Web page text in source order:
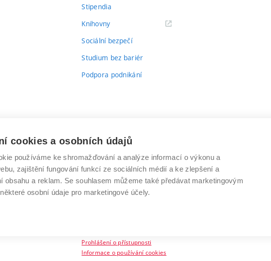
Stipendia
Knihovny(externí
Sociální bezpečí
Studium bez bariér
Podpora podnikání
VYSOKÉ UČENÍ TECHNICKÉ V BRNĚ
Antonínská 548/1
602 00 Brno
www.vut.cz
Prohlášení o přístupnosti
Informace o používání cookies
cookies a osobních údajů
používáme ke shromažďování a analýze informací o výkonu a
zajištění fungování funkcí ze sociálních médií a ke zlepšení a
obsahu a reklam. Se souhlasem můžeme také předávat marketingovým
osobní údaje pro marketingové účely.